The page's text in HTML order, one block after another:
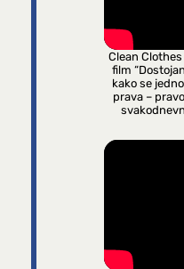
Clean
film
kako se
prava –